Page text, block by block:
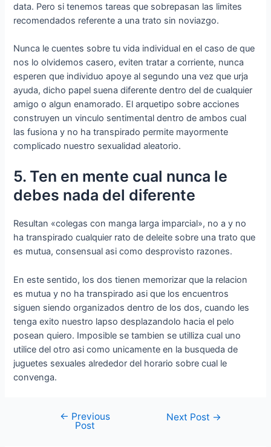
data. Pero si tenemos tareas que sobrepasan las limites
recomendados referente a una trato sin noviazgo.
Nunca le cuentes sobre tu vida individual en el caso de que
nos lo olvidemos casero, eviten tratar a corriente, nunca
esperen que individuo apoye al segundo una vez que urja
ayuda, dicho papel suena diferente dentro del de cualquier
amigo o algun enamorado. El arquetipo sobre acciones
construyen un vinculo sentimental dentro de ambos cual
las fusiona y no ha transpirado permite mayormente
complicado nuestro sexualidad aleatorio.
5. Ten en mente cual nunca le
debes nada del diferente
Resultan «colegas con manga larga imparcial», no a y no
ha transpirado cualquier rato de deleite sobre una trato que
es mutua, consensual asi­ como desprovisto razones.
En este sentido, los dos tienen memorizar que la relacion
es mutua y no ha transpirado asi que los encuentros
siguen siendo organizados dentro de los dos, cuando les
tenga exito nuestro lapso desplazandolo hacia el pelo
posean quiero. Imposible se tambien se utilliza cual uno
utilice del otro asi­ como unicamente en la busqueda de
juguetes sexuales alrededor del horario sobre cual le
convenga.
← Previous
Post
Next Post →